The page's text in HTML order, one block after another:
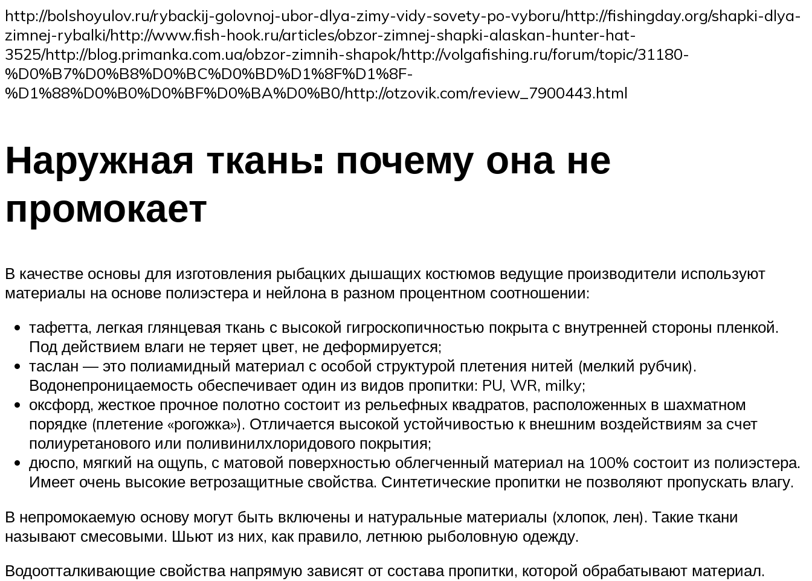
http://bolshoyulov.ru/rybackij-golovnoj-ubor-dlya-zimy-vidy-sovety-po-vyboru/http://fishingday.org/shapki-dlya-
zimnej-rybalki/http://www.fish-hook.ru/articles/obzor-zimnej-shapki-alaskan-hunter-hat-
3525/http://blog.primanka.com.ua/obzor-zimnih-shapok/http://volgafishing.ru/forum/topic/31180-
%D0%B7%D0%B8%D0%BC%D0%BD%D1%8F%D1%8F-
%D1%88%D0%B0%D0%BF%D0%BA%D0%B0/http://otzovik.com/review_7900443.html
Наружная ткань: почему она не
промокает
В качестве основы для изготовления рыбацких дышащих костюмов ведущие производители используют
материалы на основе полиэстера и нейлона в разном процентном соотношении:
тафетта, легкая глянцевая ткань с высокой гигроскопичностью покрыта с внутренней стороны пленкой.
Под действием влаги не теряет цвет, не деформируется;
таслан — это полиамидный материал с особой структурой плетения нитей (мелкий рубчик).
Водонепроницаемость обеспечивает один из видов пропитки: PU, WR, milky;
оксфорд, жесткое прочное полотно состоит из рельефных квадратов, расположенных в шахматном
порядке (плетение «рогожка»). Отличается высокой устойчивостью к внешним воздействиям за счет
полиуретанового или поливинилхлоридового покрытия;
дюспо, мягкий на ощупь, с матовой поверхностью облегченный материал на 100% состоит из полиэстера.
Имеет очень высокие ветрозащитные свойства. Синтетические пропитки не позволяют пропускать влагу.
В непромокаемую основу могут быть включены и натуральные материалы (хлопок, лен). Такие ткани
называют смесовыми. Шьют из них, как правило, летнюю рыболовную одежду.
Водоотталкивающие свойства напрямую зависят от состава пропитки, которой обрабатывают материал.